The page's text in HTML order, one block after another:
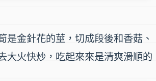
是金針花的莖，切成段後和香菇、
大火快炒，吃起來來是清爽滑順的